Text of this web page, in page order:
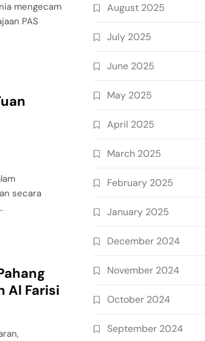
mengecam
PAS
secara
Al Farisi
August 2025
July 2025
June 2025
May 2025
April 2025
March 2025
February 2025
January 2025
December 2024
November 2024
October 2024
September 2024